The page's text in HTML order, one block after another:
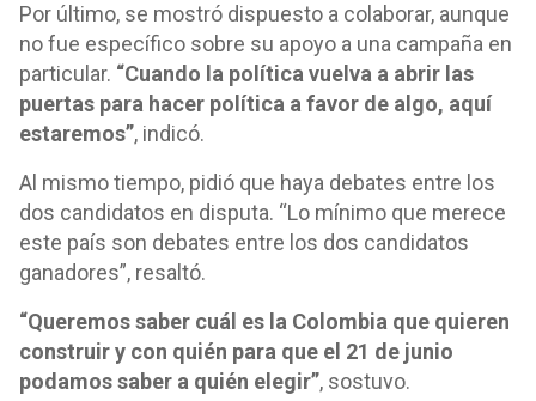
Por último, se mostró dispuesto a colaborar, aunque
no fue específico sobre su apoyo a una campaña en
particular. “Cuando la política vuelva a abrir las
puertas para hacer política a favor de algo, aquí
estaremos”, indicó.
Al mismo tiempo, pidió que haya debates entre los
dos candidatos en disputa. “Lo mínimo que merece
este país son debates entre los dos candidatos
ganadores”, resaltó.
“Queremos saber cuál es la Colombia que quieren
construir y con quién para que el 21 de junio
podamos saber a quién elegir”, sostuvo.